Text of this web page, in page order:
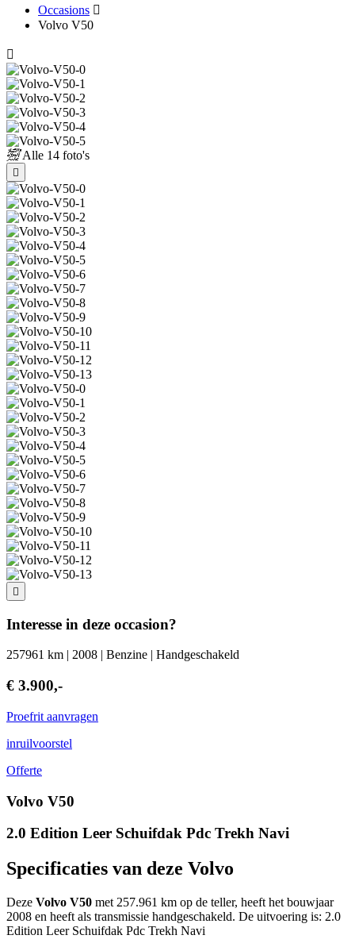
Occasions
Volvo V50
Alle 14 foto's
Interesse in deze occasion?
257961 km | 2008 | Benzine | Handgeschakeld
€ 3.900,-
Proefrit aanvragen
inruilvoorstel
Offerte
Volvo V50
2.0 Edition Leer Schuifdak Pdc Trekh Navi
Specificaties van deze Volvo
Deze Volvo V50 met 257.961 km op de teller, heeft het bouwjaar
2008 en heeft als transmissie handgeschakeld. De uitvoering is: 2.0
Edition Leer Schuifdak Pdc Trekh Navi